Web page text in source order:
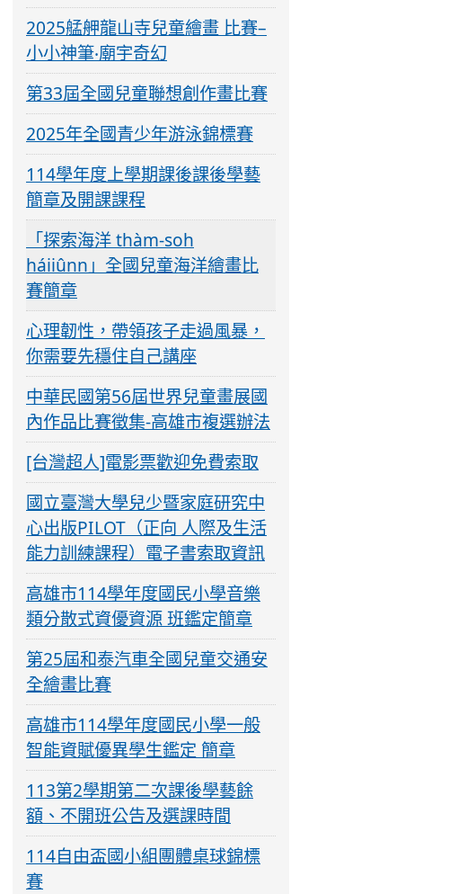
2025艋舺龍山寺兒童繪畫 比賽–
小小神筆‧廟宇奇幻
第33屆全國兒童聯想創作畫比賽
2025年全國青少年游泳錦標賽
114學年度上學期課後課後學藝
簡章及開課課程
「探索海洋 thàm-soh
háiiûnn」全國兒童海洋繪畫比
賽簡章
心理韌性，帶領孩子走過風暴，
你需要先穩住自己講座
中華民國第56屆世界兒童畫展國
內作品比賽徵集-高雄市複選辦法
[台灣超人]電影票歡迎免費索取
國立臺灣大學兒少暨家庭研究中
心出版PILOT（正向 人際及生活
能力訓練課程）電子書索取資訊
高雄市114學年度國民小學音樂
類分散式資優資源 班鑑定簡章
第25屆和泰汽車全國兒童交通安
全繪畫比賽
高雄市114學年度國民小學一般
智能資賦優異學生鑑定 簡章
113第2學期第二次課後學藝餘
額、不開班公告及選課時間
114自由盃國小組團體桌球錦標
賽